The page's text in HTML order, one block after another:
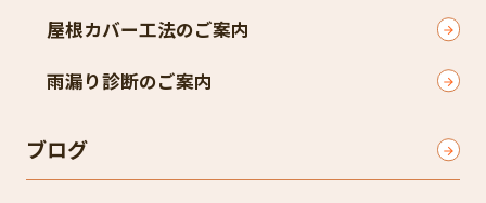
屋根カバー工法のご案内
雨漏り診断のご案内
ブログ